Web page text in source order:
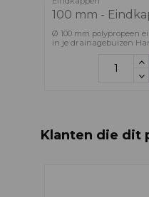
100 mm -
Ø 100 mm polypropeen
in je drainagebuizen
Klanten die dit